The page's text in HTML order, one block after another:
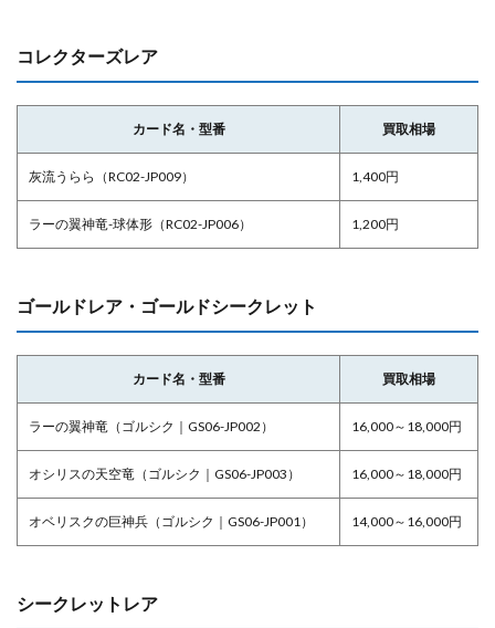
コレクターズレア
カード名・型番 買取相場
灰流うらら（RC02-JP009） 1,400円
ラーの翼神竜-球体形（RC02-JP006） 1,200円
ゴールドレア・ゴールドシークレット
カード名・型番 買取相場
ラーの翼神竜（ゴルシク｜GS06-JP002） 16,000～18,000円
オシリスの天空竜（ゴルシク｜GS06-JP003） 16,000～18,000円
オベリスクの巨神兵（ゴルシク｜GS06-JP001） 14,000～16,000円
シークレットレア